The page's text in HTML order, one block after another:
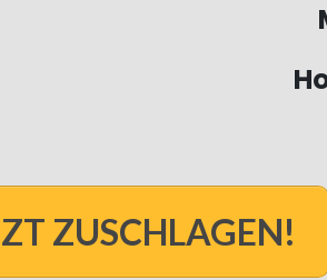
ZUSCHLAGEN!